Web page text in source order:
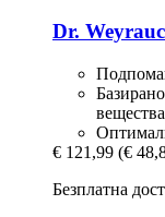
Dr.
вещества
€ 121,99 (€
Безплатна